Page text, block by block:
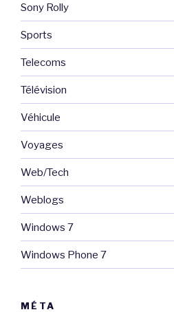
Sony Rolly
Sports
Telecoms
Télévision
Véhicule
Voyages
Web/Tech
Weblogs
Windows 7
Windows Phone 7
MÉTA